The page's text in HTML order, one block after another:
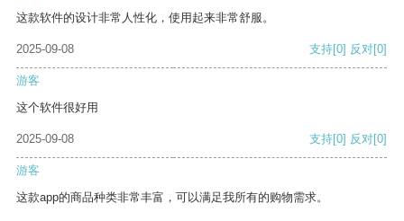
这款软件的设计非常人性化，使用起来非常舒服。
2025-09-08 支持[0] 反对[0]
游客
这个软件很好用
2025-09-08 支持[0] 反对[0]
游客
这款app的商品种类非常丰富，可以满足我所有的购物需求。